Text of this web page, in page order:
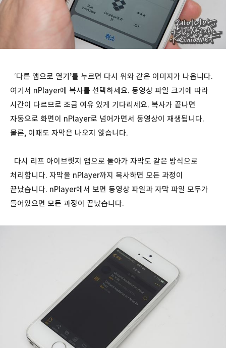
‘다른 앱으로 열기’를 누르면 다시 위와 같은 이미지가 나옵니다.
여기서 nPlayer에 복사를 선택하세요. 동영상 파일 크기에 따라
시간이 다르므로 조금 여유 있게 기다리세요. 복사가 끝나면
자동으로 화면이 nPlayer로 넘어가면서 동영상이 재생됩니다.
물론, 이때도 자막은 나오지 않습니다.
다시 리프 아이브릿지 앱으로 돌아가 자막도 같은 방식으로
처리합니다. 자막을 nPlayer까지 복사하면 모든 과정이
끝났습니다. nPlayer에서 보면 동영상 파일과 자막 파일 모두가
들어있으면 모든 과정이 끝났습니다.